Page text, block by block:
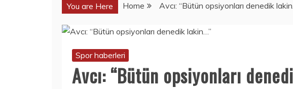
You are Here Home Avcı: “Bütün opsiyonları denedik
Spor haberleri
Avcı: “Bütün opsiyonları